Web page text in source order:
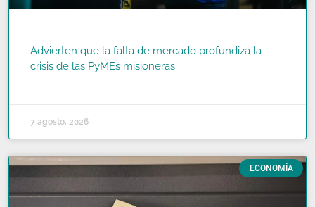
Advierten que la falta de mercado profundiza la
crisis de las PyMEs misioneras
7 agosto, 2026
ECONOMÍA